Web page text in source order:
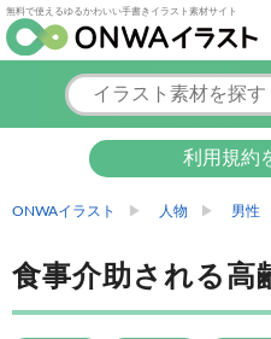
無料で使えるゆるかわいい手書きイラスト素材サイト
利用規約
ONWAイラスト 人物 男性
食事介助される高